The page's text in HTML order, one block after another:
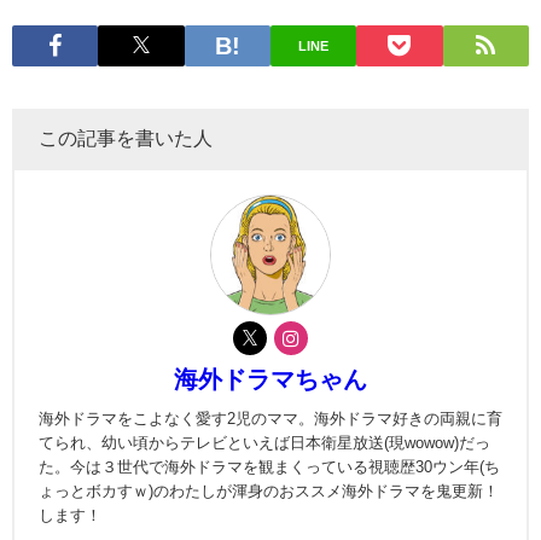
LINE
この記事を書いた人
海外ドラマちゃん
海外ドラマをこよなく愛す2児のママ。海外ドラマ好きの両親に育
てられ、幼い頃からテレビといえば日本衛星放送(現wowow)だっ
た。今は３世代で海外ドラマを観まくっている視聴歴30ウン年(ち
ょっとボカすｗ)のわたしが渾身のおススメ海外ドラマを鬼更新！
します！